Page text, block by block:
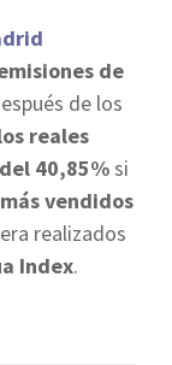
de
de los
reales
40,85%si
vendidos
realizados
Index.